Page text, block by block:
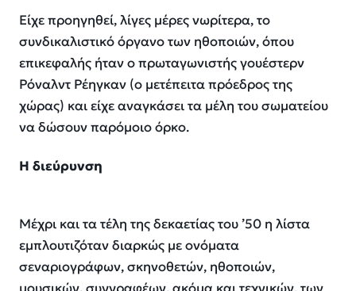
Είχε προηγηθεί, λίγες μέρες νωρίτερα, το
συνδικαλιστικό όργανο των ηθοποιών, όπου
επικεφαλής ήταν ο πρωταγωνιστής γουέστερν
Ρόναλντ Ρέηγκαν (ο μετέπειτα πρόεδρος της
χώρας) και είχε αναγκάσει τα μέλη του σωματείου
να δώσουν παρόμοιο όρκο.
Η διεύρυνση
Μέχρι και τα τέλη της δεκαετίας του ’50 η λίστα
εμπλουτιζόταν διαρκώς με ονόματα
σεναριογράφων, σκηνοθετών, ηθοποιών,